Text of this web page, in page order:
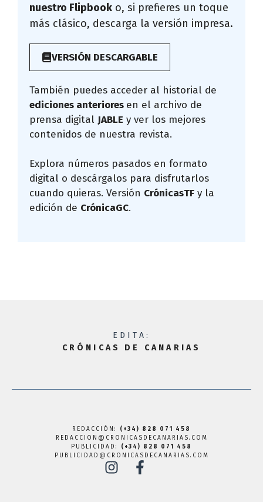
nuestro Flipbook o, si prefieres un toque
más clásico, descarga la versión impresa.
VERSIÓN DESCARGABLE
También puedes acceder al historial de
ediciones anteriores en el archivo de
prensa digital JABLE y ver los mejores
contenidos de nuestra revista.
Explora números pasados en formato
digital o descárgalos para disfrutarlos
cuando quieras. Versión CrónicasTF y la
edición de CrónicaGC.
EDITA:
CRÓNICAS DE CANARIAS
REDACCIÓN: (+34) 828 071 458
REDACCION@CRONICASDECANARIAS.COM
PUBLICIDAD: (+34) 828 071 458
PUBLICIDAD@CRONICASDECANARIAS.COM